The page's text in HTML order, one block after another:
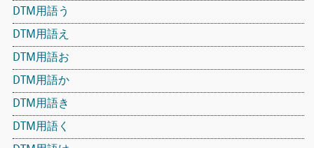
DTM用語う
DTM用語え
DTM用語お
DTM用語か
DTM用語き
DTM用語く